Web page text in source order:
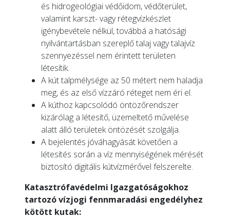
és hidrogeológiai védőidom, védőterület,
valamint karszt- vagy rétegvízkészlet
igénybevétele nélkül, továbbá a hatósági
nyilvántartásban szereplő talaj vagy talajvíz
szennyezéssel nem érintett területen
létesítik.
A kút talpmélysége az 50 métert nem haladja
meg, és az első vízzáró réteget nem éri el.
A kúthoz kapcsolódó öntözőrendszer
kizárólag a létesítő, üzemeltető művelése
alatt álló területek öntözését szolgálja.
A bejelentés jóváhagyását követően a
létesítés során a víz mennyiségének mérését
biztosító digitális kútvízmérővel felszerelte.
Katasztrófavédelmi Igazgatóságokhoz
tartozó vízjogi fennmaradási engedélyhez
kötött kutak: